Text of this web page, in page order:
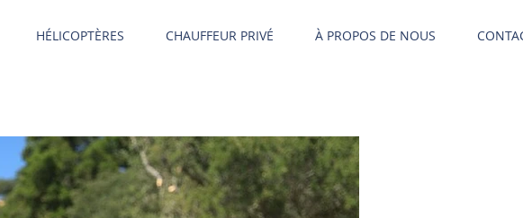
HÉLICOPTÈRES CHAUFFEUR PRIVÉ À PROPOS DE NOUS